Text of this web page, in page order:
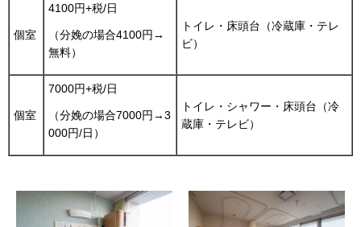
個室
4100円+税/日
（分娩の場合4100円→
無料）
トイレ・床頭台（冷蔵庫・テレ
ビ）
個室
7000円+税/日
（分娩の場合7000円→3
000円/日）
トイレ・シャワー・床頭台（冷
蔵庫・テレビ）